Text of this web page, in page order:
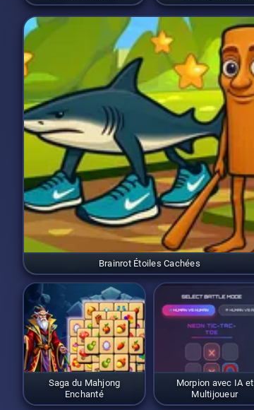
Brainrot Étoiles Cachées
Saga du Mahjong
Enchanté
Morpion avec IA et
Multijoueur